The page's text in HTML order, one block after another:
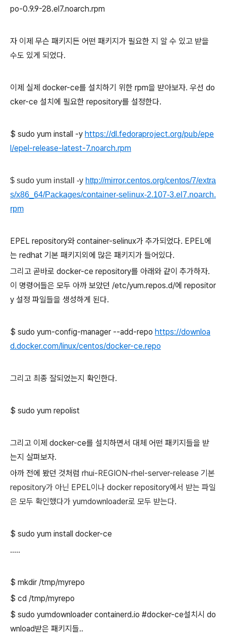
po-0.9.9-28.el7.noarch.rpm
자 이제 무슨 패키지든 어떤 패키지가 필요한 지 알 수 있고 받을
수도 있게 되었다.
이제 실제 docker-ce를 설치하기 위한 rpm을 받아보자. 우선 do
cker-ce 설치에 필요한 repository를 설정한다.
$ sudo yum install -y https://dl.fedoraproject.org/pub/epe
l/epel-release-latest-7.noarch.rpm
$ sudo yum install -y http://mirror.centos.org/centos/7/extra
s/x86_64/Packages/container-selinux-2.107-3.el7.noarch.
rpm
EPEL repository와 container-selinux가 추가되었다. EPEL에
는 redhat 기본 패키지외에 많은 패키지가 들어있다.
그리고 곧바로 docker-ce repository를 아래와 같이 추가하자.
이 명령어들은 모두 아까 보았던 /etc/yum.repos.d/에 repositor
y 설정 파일들을 생성하게 된다.
$ sudo yum-config-manager --add-repo https://downloa
d.docker.com/linux/centos/docker-ce.repo
그리고 최종 잘되었는지 확인한다.
$ sudo yum repolist
그리고 이제 docker-ce를 설치하면서 대체 어떤 패키지들을 받
는지 살펴보자.
아까 전에 봤던 것처럼 rhui-REGION-rhel-server-release 기본
repository가 아닌 EPEL이나 docker repository에서 받는 파일
은 모두 확인했다가 yumdownloader로 모두 받는다.
$ sudo yum install docker-ce
.....
$ mkdir /tmp/myrepo
$ cd /tmp/myrepo
$ sudo yumdownloader containerd.io #docker-ce설치시 do
wnload받은 패키지들..